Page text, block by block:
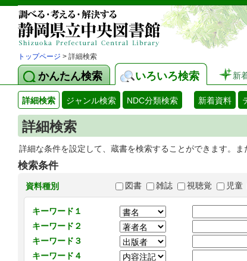
トップページ > 詳細検索
かんたん検索 いろいろ検索 新
詳細検索 ジャンル検索 NDC分類検索 新着資料
詳細検索
詳細な条件を設定して、蔵書を検索することができます。
検索条件
資料種別 図書 雑誌 視聴覚 児童
キーワード１
キーワード２
キーワード３
キーワード４